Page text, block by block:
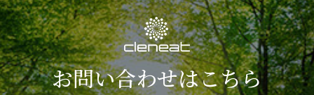
お問い合わせはこちら